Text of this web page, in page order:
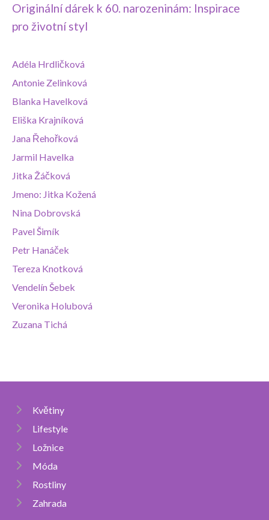
Originální dárek k 60. narozeninám: Inspirace
pro životní styl
Adéla Hrdličková
Antonie Zelinková
Blanka Havelková
Eliška Krajníková
Jana Řehořková
Jarmil Havelka
Jitka Žáčková
Jmeno: Jitka Kožená
Nina Dobrovská
Pavel Šimík
Petr Hanáček
Tereza Knotková
Vendelín Šebek
Veronika Holubová
Zuzana Tichá
Květiny
Lifestyle
Ložnice
Móda
Rostliny
Zahrada